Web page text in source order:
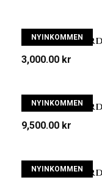
Katarina
3,000.00 kr
NYINKOMMEN
Katarina
9,500.00 kr
NYINKOMMEN
Katarina
NYINKOMMEN